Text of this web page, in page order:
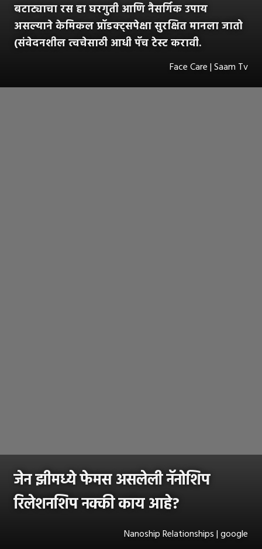
बटाट्याचा रस हा घरगुती आणि नैसर्गिक उपाय
असल्याने केमिकल प्रॉडक्ट्सपेक्षा सुरक्षित मानला जातो
(संवेदनशील त्वचेसाठी आधी पॅच टेस्ट करावी.
Face Care | Saam Tv
जेन झीमध्ये फेमस असलेली नॅनोशिप
रिलेशनशिप नक्की काय आहे?
Nanoship Relationships | google